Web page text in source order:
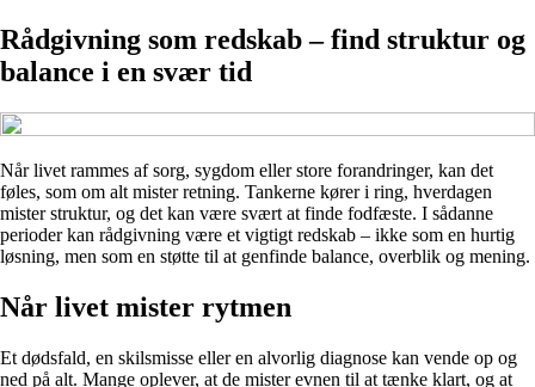
Rådgivning som redskab – find struktur og
balance i en svær tid
Når livet rammes af sorg, sygdom eller store forandringer, kan det
føles, som om alt mister retning. Tankerne kører i ring, hverdagen
mister struktur, og det kan være svært at finde fodfæste. I sådanne
perioder kan rådgivning være et vigtigt redskab – ikke som en hurtig
løsning, men som en støtte til at genfinde balance, overblik og mening.
Når livet mister rytmen
Et dødsfald, en skilsmisse eller en alvorlig diagnose kan vende op og
ned på alt. Mange oplever, at de mister evnen til at tænke klart, og at